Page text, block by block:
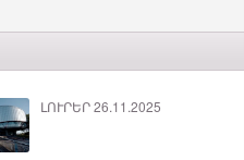
ԼՈՒՐԵՐ 26.11.2025